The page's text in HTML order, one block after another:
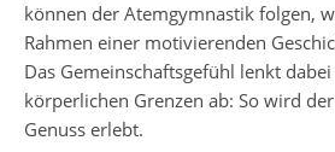
können der Atemgymnastik folgen,
Rahmen einer motivierenden
Das Gemeinschaftsgefühl lenkt
körperlichen Grenzen ab: So wird
Genuss erlebt.